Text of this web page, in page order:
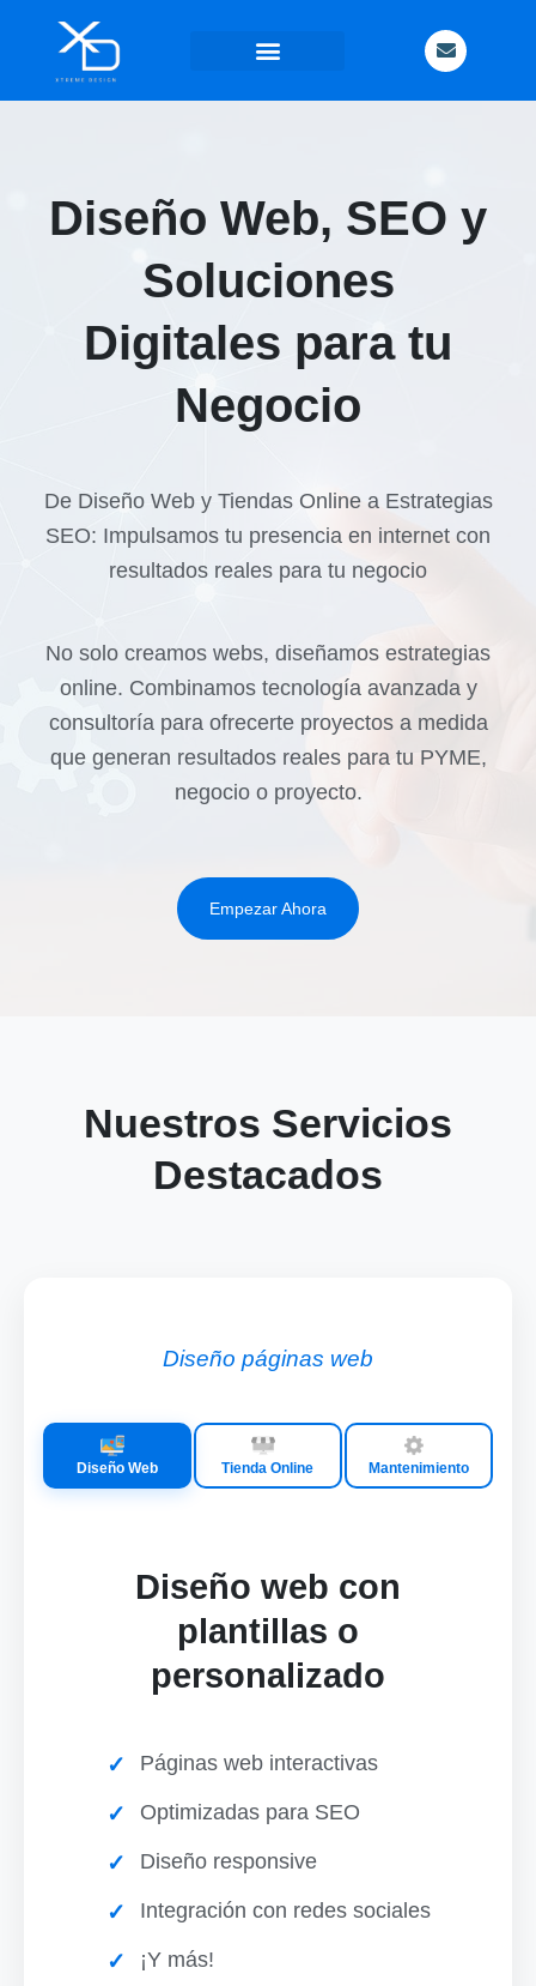
Contacta
Diseño Web, SEO y
Soluciones
Digitales para tu
Negocio
De Diseño Web y Tiendas Online a Estrategias
SEO: Impulsamos tu presencia en internet con
resultados reales para tu negocio
No solo creamos webs, diseñamos estrategias
online. Combinamos tecnología avanzada y
consultoría para ofrecerte proyectos a medida
que generan resultados reales para tu PYME,
negocio o proyecto.
Empezar Ahora
Nuestros Servicios
Destacados
Diseño páginas web
Diseño Web Tienda Online Mantenimiento
Diseño web con
plantillas o
personalizado
Páginas web interactivas
Optimizadas para SEO
Diseño responsive
Integración con redes sociales
¡Y más!